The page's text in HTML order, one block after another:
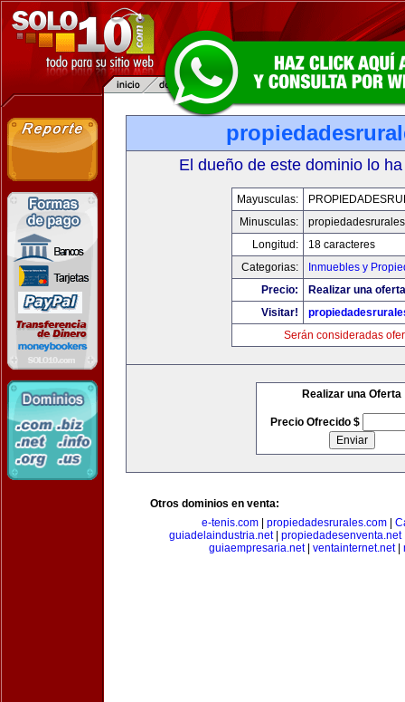
El dueño de este dominio lo
Mayusculas:
Minusculas:
Longitud:
18 caracteres
Categorias:
Inmuebles y
Precio:
Realizar una
Visitar!
Serán consideradas
Realizar una Oferta
Precio Ofrecido $
Otros dominios en venta:
e-tenis.com
propiedadesrurales.com
guiadelaindustria.net propiedadesenventa.net
guiaempresaria.net| ventainternet.net|